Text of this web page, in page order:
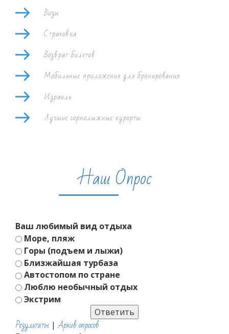
Визы
Страховка
Возврат билетов
Мобильные приложения для бронирования
Израиль
Лучшие горнолыжные курорты
Наш Опрос
Ваш любимый вид отдыха
Море, пляж
Горы (подъем и лыжи)
Близжайшая турбаза
Автостопом по стране
Люблю необычный отдых
Экстрим
Результаты |Архив опросов